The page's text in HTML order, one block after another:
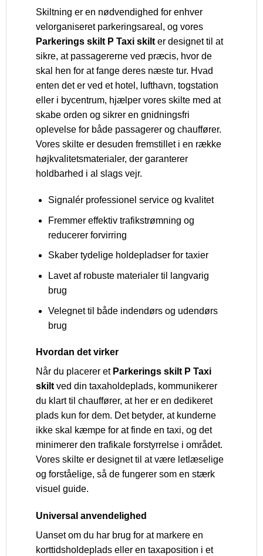
Skiltning er en nødvendighed for enhver
velorganiseret parkeringsareal, og vores
Parkerings skilt P Taxi skilt er designet til at
sikre, at passagererne ved præcis, hvor de
skal hen for at fange deres næste tur. Hvad
enten det er ved et hotel, lufthavn, togstation
eller i bycentrum, hjælper vores skilte med at
skabe orden og sikrer en gnidningsfri
oplevelse for både passagerer og chauffører.
Vores skilte er desuden fremstillet i en række
højkvalitetsmaterialer, der garanterer
holdbarhed i al slags vejr.
Signalér professionel service og kvalitet
Fremmer effektiv trafikstrømning og
reducerer forvirring
Skaber tydelige holdepladser for taxier
Lavet af robuste materialer til langvarig
brug
Velegnet til både indendørs og udendørs
brug
Hvordan det virker
Når du placerer et Parkerings skilt P Taxi
skiltved din taxaholdeplads, kommunikerer
du klart til chauffører, at her er en dedikeret
plads kun for dem. Det betyder, at kunderne
ikke skal kæmpe for at finde en taxi, og det
minimerer den trafikale forstyrrelse i området.
Vores skilte er designet til at være letlæselige
og forståelige, så de fungerer som en stærk
visuel guide.
Universal anvendelighed
Uanset om du har brug for at markere en
korttidsholdeplads eller en taxaposition i et